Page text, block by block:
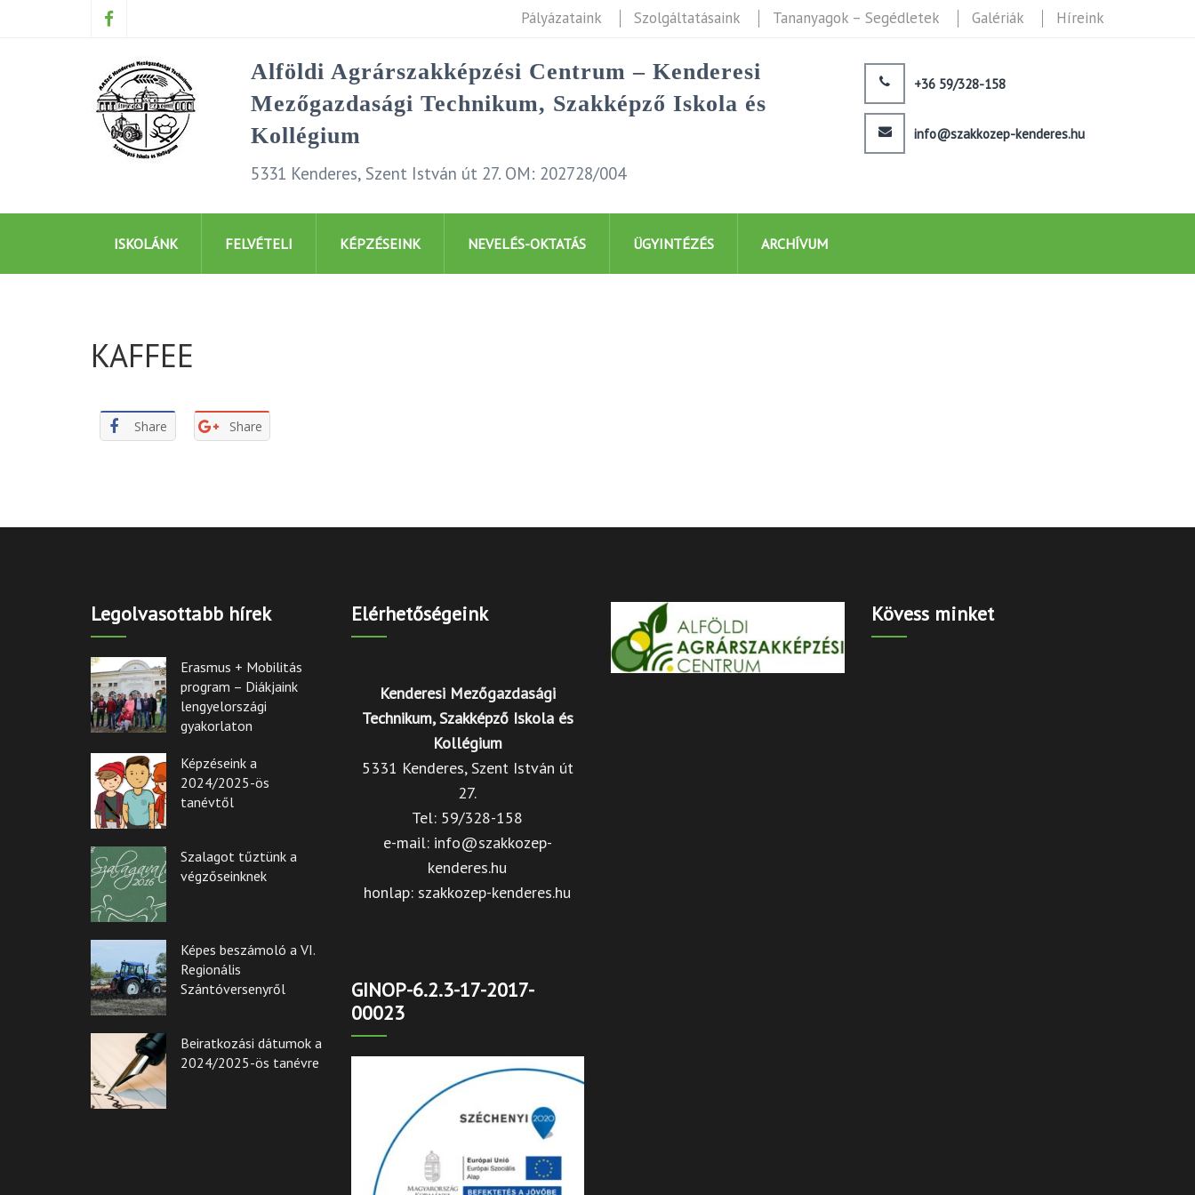
Pályázataink Szolgáltatásaink Tananyagok – Segédletek Galériák Híreink
Alföldi Agrárszakképzési Centrum – Kenderesi
Mezőgazdasági Technikum, Szakképző Iskola és
Kollégium
5331 Kenderes, Szent István út 27. OM: 202728/004
+36 59/328-158
info@szakkozep-kenderes.hu
ISKOLÁNK FELVÉTELI KÉPZÉSEINK NEVELÉS-OKTATÁS ÜGYINTÉZÉS ARCHÍVUM
KAFFEE
Share Share
Legolvasottabb hírek
Erasmus + Mobilitás
program – Diákjaink
lengyelországi
gyakorlaton
Képzéseink a
2024/2025-ös
tanévtől
Szalagot tűztünk a
végzőseinknek
Képes beszámoló a VI.
Regionális
Szántóversenyről
Beiratkozási dátumok a
2024/2025-ös tanévre
Elérhetőségeink
Kenderesi Mezőgazdasági
Technikum, Szakképző Iskola és
Kollégium
5331 Kenderes, Szent István út
27.
Tel: 59/328-158
e-mail: info@szakkozep-
kenderes.hu
honlap: szakkozep-kenderes.hu
GINOP-6.2.3-17-2017-
00023
Kövess minket